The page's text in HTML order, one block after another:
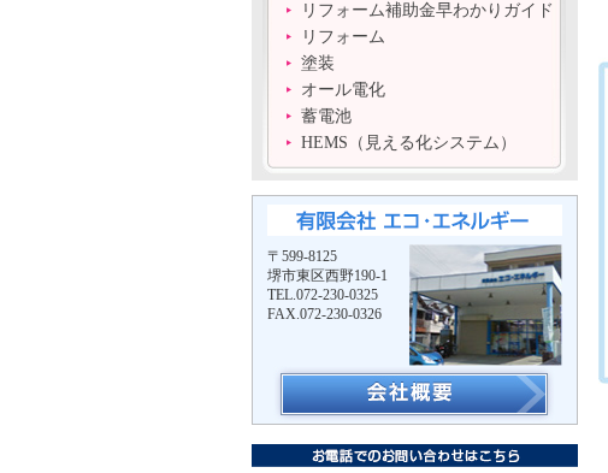
リフォーム補助金早わかりガイド
リフォーム
塗装
オール電化
蓄電池
HEMS（見える化システム）
〒599-8125
堺市東区西野190-1
TEL.072-230-0325
FAX.072-230-0326